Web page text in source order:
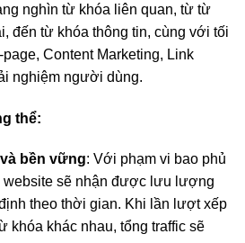
nghìn từ khóa liên quan, từ từ
đến từ khóa thông tin, cùng với tối
Content Marketing, Link
nghiệm người dùng.
thể:
bền vững: Với phạm vi bao phủ
website sẽ nhận được lưu lượng
theo thời gian. Khi lần lượt xếp
khóa khác nhau, tổng traffic sẽ